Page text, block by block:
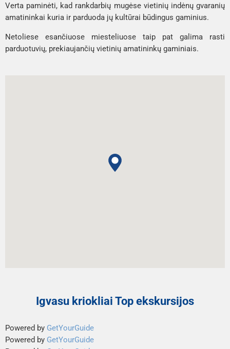
Verta paminėti, kad rankdarbių mugėse vietinių indėnų gvaranių
amatininkai kuria ir parduoda jų kultūrai būdingus gaminius.
Netoliese esančiuose miesteliuose taip pat galima rasti
parduotuvių, prekiaujančių vietinių amatininkų gaminiais.
Igvasu kriokliai Top ekskursijos
Powered by GetYourGuide
Powered by GetYourGuide